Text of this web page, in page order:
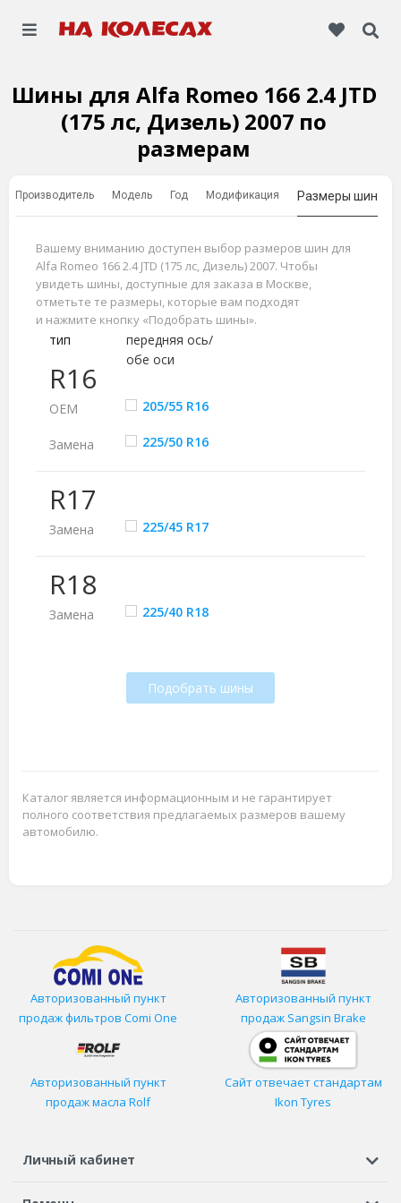
Шины для Alfa Romeo 166 2.4 JTD
(175 лс, Дизель) 2007 по
размерам
Производитель Модель Год Модификация Размеры шин
Вашему вниманию доступен выбор размеров шин для
Alfa Romeo 166 2.4 JTD (175 лс, Дизель) 2007. Чтобы
увидеть шины, доступные для заказа в Москве,
отметьте те размеры, которые вам подходят
и нажмите кнопку «Подобрать шины».
R16
тип
передняя ось/
обе оси
ОЕМ 205/55 R16
Замена 225/50 R16
R17
Замена 225/45 R17
R18
Замена 225/40 R18
Подобрать шины
Каталог является информационным и не гарантирует
полного соответствия предлагаемых размеров вашему
автомобилю.
Авторизованный пункт
продаж фильтров Comi One
Авторизованный пункт
продаж Sangsin Brake
Авторизованный пункт
продаж масла Rolf
Сайт отвечает стандартам
Ikon Tyres
Личный кабинет